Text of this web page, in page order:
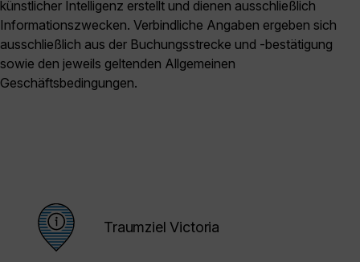
künstlicher Intelligenz erstellt und dienen ausschließlich
Informationszwecken. Verbindliche Angaben ergeben sich
ausschließlich aus der Buchungsstrecke und -bestätigung
sowie den jeweils geltenden Allgemeinen
Geschäftsbedingungen.
Traumziel Victoria